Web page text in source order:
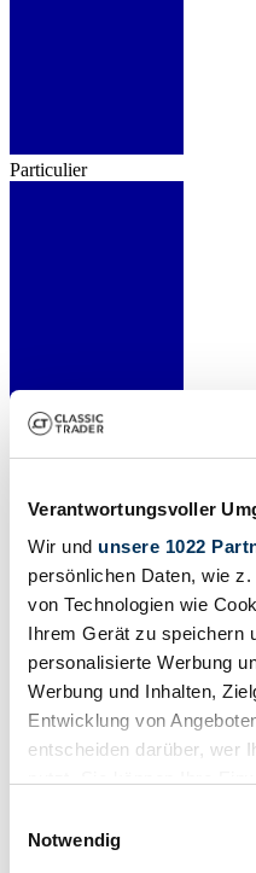
Verantwortungsvoller
Wir und unsere 1022
persönlichen Daten, wie
von Technologien wie
Ihrem Gerät zu speichern
personalisierte Werbung
Werbung und Inhalten,
Entwicklung von
entscheiden darüber, wer
Trigger Symbol ändern
Notwendig
Particulier
Particulier
Cette annonce a expiré